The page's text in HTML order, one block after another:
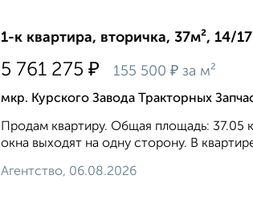
1-к квартира, вторичка, 37м², 14/
5 761 275 ₽ 155 500 ₽ за м²
мкр. Курского Завода Тракторных
Продам квартиру. Общая площадь: 37.05
окна выходят на одну сторону. В
Агентство, 06.08.2026